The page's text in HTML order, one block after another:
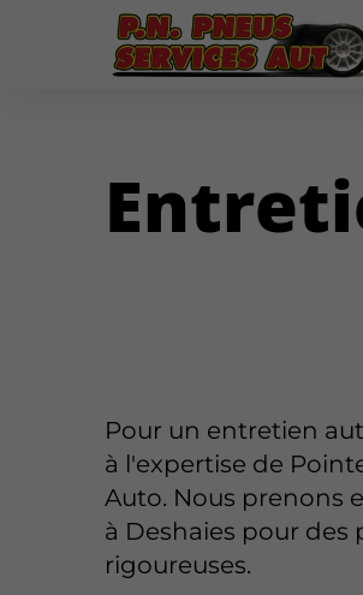
Pour un entretien
à l'expertise de
Auto. Nous prenons
à Deshaies pour
rigoureuses.